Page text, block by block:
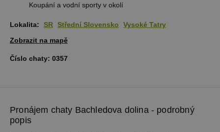
Koupání a vodní sporty v okolí
Lokalita: SR Střední Slovensko
Vysoké Tatry
Zobrazit na mapě
Číslo chaty: 0357
Pronájem chaty Bachledova dolina - podrobný
popis